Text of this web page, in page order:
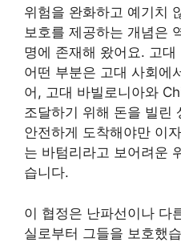
위험을 완화하고 예기치
보호를 제공하는 개념은
명에 존재해 왔어요. 고
어떤 부분은 고대 사회에
어, 고대 바빌로니아와
조달하기 위해 돈을 빌린
안전하게 도착해야만 이
는 바텀리라고 보어려운
습니다.
이 협정은 난파선이나 다
실로부터 그들을 보호했